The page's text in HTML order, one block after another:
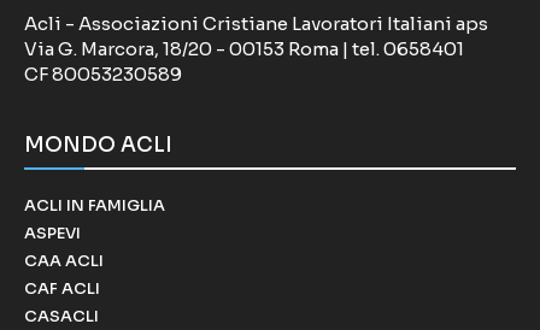
Acli - Associazioni Cristiane Lavoratori Italiani aps
Via G. Marcora, 18/20 - 00153 Roma | tel. 0658401
CF 80053230589
MONDO ACLI
ACLI IN FAMIGLIA
ASPEVI
CAA ACLI
CAF ACLI
CASACLI